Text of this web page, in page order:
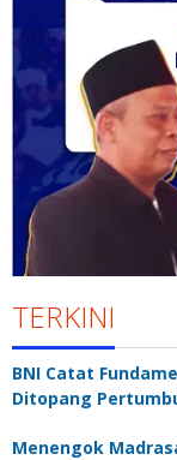
TERKINI
BNI Catat
Ditopang
Menengok